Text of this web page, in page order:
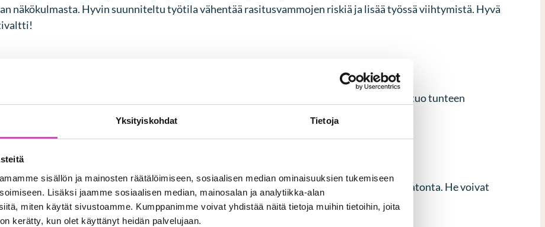
Yksityiskohdat Tietoja
sisällön ja mainosten räätälöimiseen, sosiaalisen median ominaisuuksien tukemiseen
Lisäksi jaamme sosiaalisen median, mainosalan ja analytiikka-alan
miten käytät sivustoamme. Kumppanimme voivat yhdistää näitä tietoja muihin tietoihin, joita
kerätty, kun olet käyttänyt heidän palvelujaan.
näkökulmasta. Hyvin suunniteltu työtila vähentää rasitusvammojen riskiä ja lisää työssä viihtymistä. Hyvä
heidän sitoutumisensa ja motivaationsa työhön kasvaa. Osallistaminen tuo tunteen
kokevat olevansa tärkeä osa työpaikkaansa ja sen kehittämistä.
ja innovatiivisia ratkaisuja, mutta henkilökunnan käytännön kokemus on korvaamatonta. He voivat
välttämään suunnittelussa virheitä, jotka saattaisivat tulla esiin vasta käytännössä.